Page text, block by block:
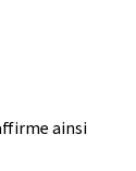
ainsi